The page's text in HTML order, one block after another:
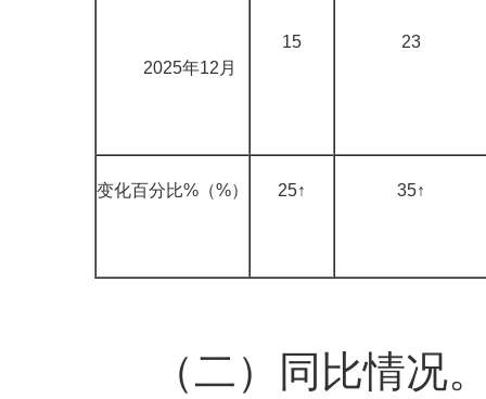
2025年12月
15 23
变化百分比%（%） 25↑ 35↑
（二）同比情况